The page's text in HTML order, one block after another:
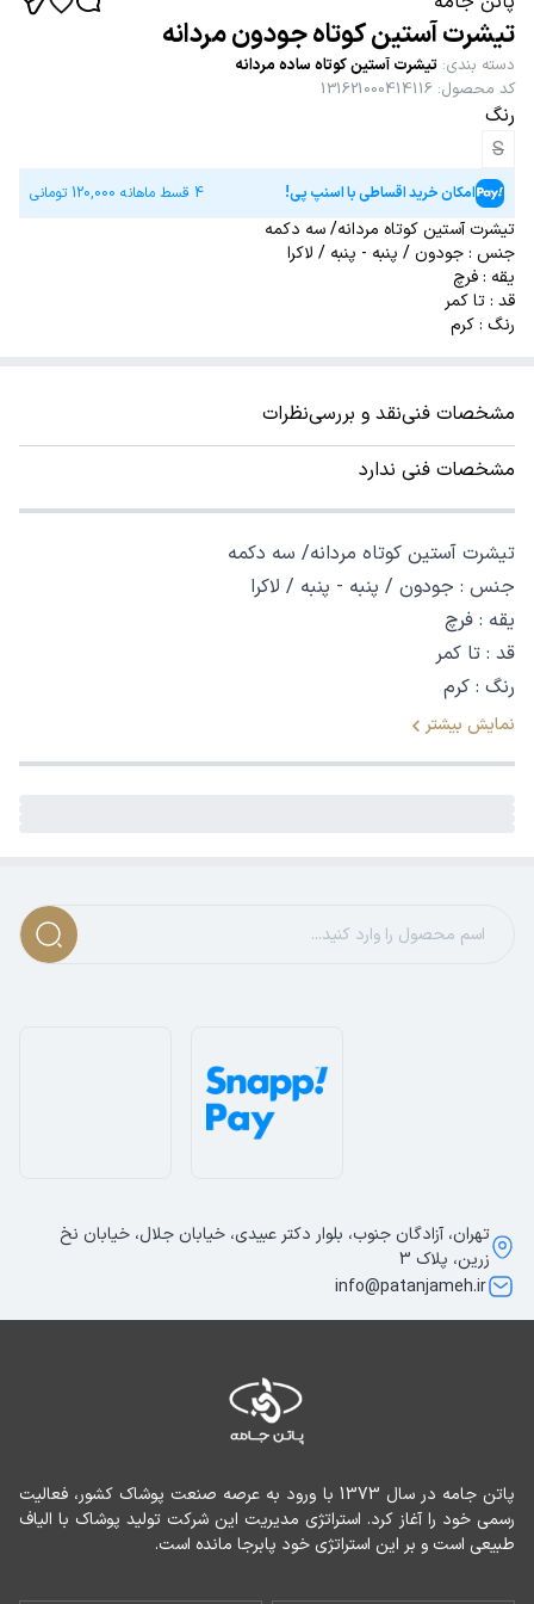
تیشرت آستین کوتاه جودون مردانه
دسته بندی: تیشرت آستین کوتاه ساده مردانه
کد محصول:
131621000414116
رنگ
S
امکان خرید اقساطی با اسنپ پی! 4 قسط ماهانه 120,000 تومانی
تیشرت آستین کوتاه مردانه/ سه دکمه
جنس : جودون / پنبه - پنبه / لاکرا
یقه : فرچ
قد : تا کمر
رنگ : کرم
مشخصات فنینقد و بررسینظرات
مشخصات فنی ندارد
تیشرت آستین کوتاه مردانه/ سه دکمه
جنس : جودون / پنبه - پنبه / لاکرا
یقه : فرچ
قد : تا کمر
رنگ : کرم
نمایش بیشتر
طبیعی است و بر این استراتژی خود پابرجا مانده است.
تهران، آزادگان جنوب، بلوار دکتر عبیدی، خیابان جلال، خیابان نخ
زرین، پلاک 3
info@patanjameh.ir